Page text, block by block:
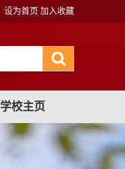
设为首页 加入收藏
学校主页